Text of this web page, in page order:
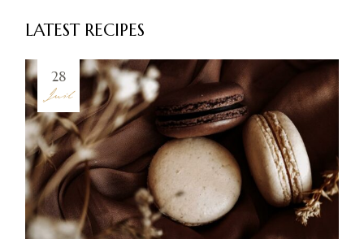
LATEST RECIPES
28
Juil